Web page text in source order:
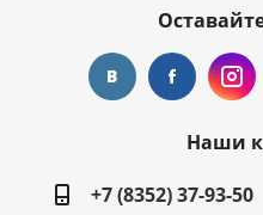
Наши
+7 (8352) 37-93-50